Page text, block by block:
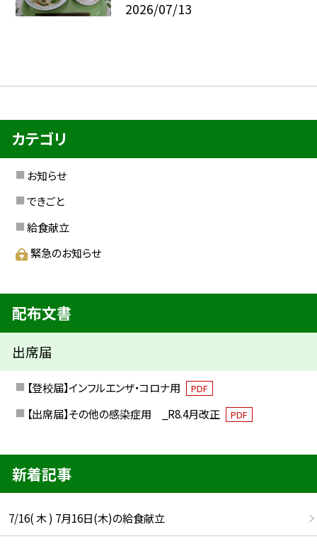
2026/07/13
カテゴリ
お知らせ
できごと
給食献立
緊急のお知らせ
配布文書
出席届
【登校届】インフルエンザ・コロナ用 PDF
【出席届】その他の感染症用 _R8.4月改正 PDF
新着記事
7/16( 木 ) 7月16日(木)の給食献立